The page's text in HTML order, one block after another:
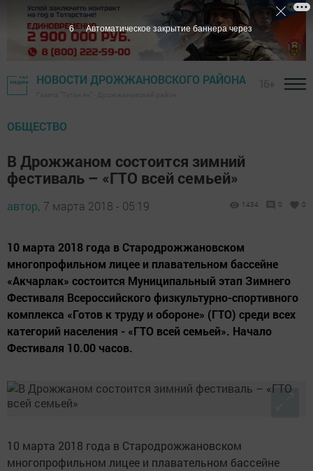
НОВОСТИ ДРОЖЖАНОВСКОГО РАЙОНА
ОБЩЕСТВО
В Дрожжаном состоится зимний
фестиваль – «ГТО всей семьей»
автор, 7 марта 2018 - 05:19 1434 0 0
10 марта 2018 года в Стародрожжановском
многопрофильном лицее и плавательном бассейне
«Акчарлак» состоится Муниципальный этап Зимнего
Фестиваля Всероссийского физкультурно-спортивного
комплекса «Готов к труду и обороне» (ГТО) среди всех
категорий населения - «ГТО всей семьей». Начало
Фестиваля 10.00 часов.
10 марта 2018 года в Стародрожжановском
многопрофильном лицее и плавательном бассейне
5 Автоматическое закрытие баннера через